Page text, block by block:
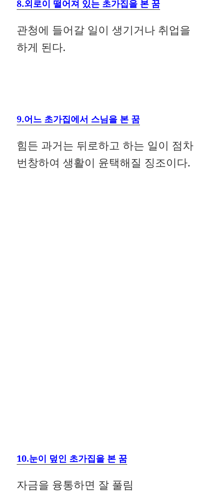
8.외로이 떨어져 있는 초가집을 본 꿈
관청에 들어갈 일이 생기거나 취업을
하게 된다.
9.어느 초가집에서 스님을 본 꿈
힘든 과거는 뒤로하고 하는 일이 점차
번창하여 생활이 윤택해질 징조이다.
10.눈이 덮인 초가집을 본 꿈
자금을 융통하면 잘 풀림